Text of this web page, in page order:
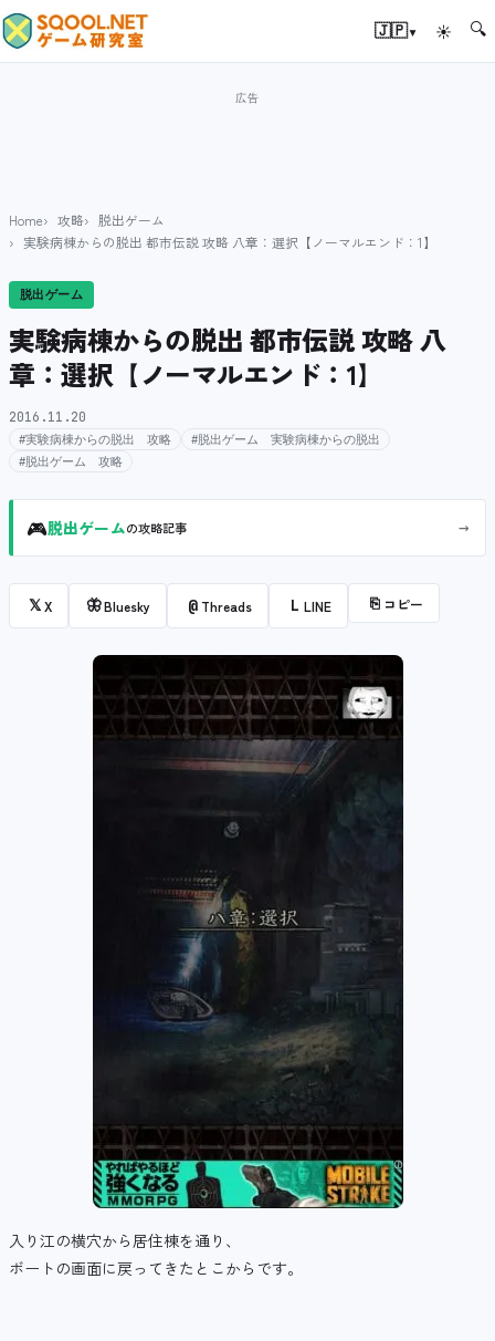
🇯🇵▾ ☀ 🔍
Home 攻略
脱出ゲーム
実験病棟からの脱出 都市伝説 攻略 八章：選択【ノーマルエンド：1】
脱出ゲーム
実験病棟からの脱出 都市伝説 攻略 八
章：選択【ノーマルエンド：1】
2016.11.20
#実験病棟からの脱出 攻略
#脱出ゲーム 実験病棟からの脱出
#脱出ゲーム 攻略
🎮脱出ゲームの攻略記事 →
𝕏X 🦋Bluesky @ Threads L LINE ⎘ コピー
入り江の横穴から居住棟を通り、
ボートの画面に戻ってきたとこからです。